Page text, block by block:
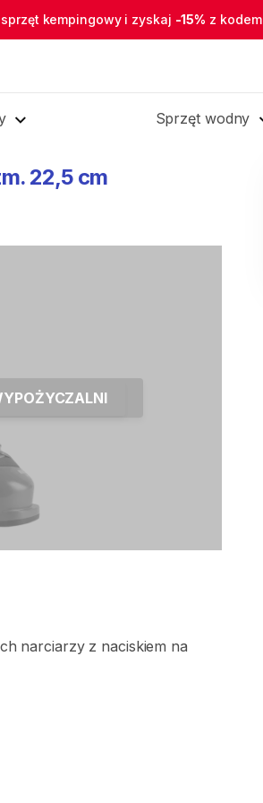
kempingowy i zyskaj -15% z kodem
Sprzęt wodny
22​,​5 cm
narciarzy z naciskiem na